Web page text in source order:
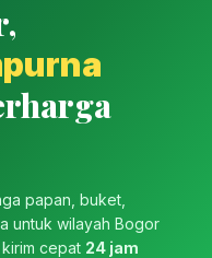
papan, buket,
untuk wilayah Bogor
cepat 24 jam